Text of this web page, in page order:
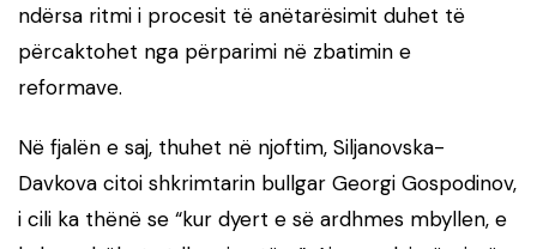
ndërsa ritmi i procesit të anëtarësimit duhet të
përcaktohet nga përparimi në zbatimin e
reformave.
Në fjalën e saj, thuhet në njoftim, Siljanovska-
Davkova citoi shkrimtarin bullgar Georgi Gospodinov,
i cili ka thënë se “kur dyert e së ardhmes mbyllen, e